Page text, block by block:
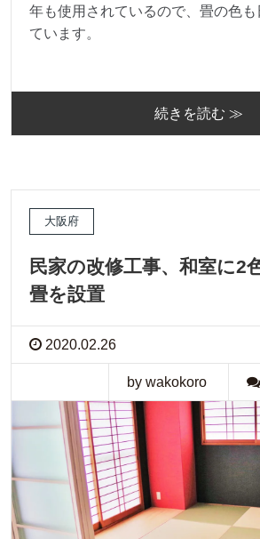
年も使用されているので、畳の色も
ています。
続きを読む ≫
大阪府
民家の改修工事、和室に2
畳を設置
2020.02.26
by wakokoro